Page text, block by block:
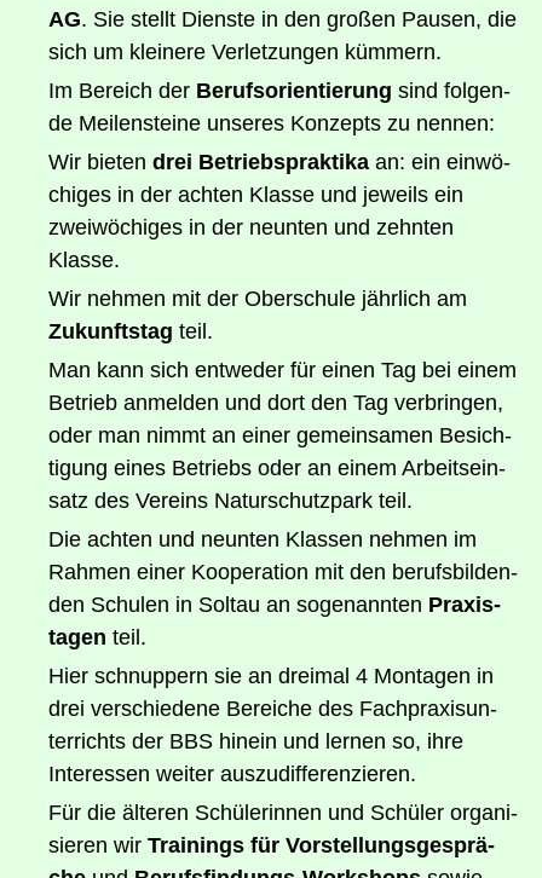
AG. Sie stellt Diens­te in den gro­ßen Pau­sen, die
sich um klei­ne­re Ver­let­zun­gen kümmern.
Im Bereich der Berufs­ori­en­tie­rung sind fol­gen­
de Mei­len­stei­ne unse­res Kon­zepts zu nennen:
Wir bie­ten drei Betriebs­prak­ti­ka an: ein ein­wö­
chi­ges in der ach­ten Klas­se und jeweils ein
zwei­wö­chi­ges in der neun­ten und zehn­ten
Klasse.
Wir neh­men mit der Ober­schu­le jähr­lich am
Zukunfts­tag teil.
Man kann sich ent­we­der für einen Tag bei einem
Betrieb anmel­den und dort den Tag ver­brin­gen,
oder man nimmt an einer gemein­sa­men Besich­
ti­gung eines Betriebs oder an einem Arbeits­ein­
satz des Ver­eins Natur­schutz­park teil.
Die ach­ten und neun­ten Klas­sen neh­men im
Rah­men einer Koope­ra­ti­on mit den berufs­bil­den­
den Schu­len in Sol­tau an soge­nann­ten Pra­xis­
ta­gen teil.
Hier schnup­pern sie an drei­mal 4 Mon­ta­gen in
drei ver­schie­de­ne Berei­che des Fach­pra­xis­un­
ter­richts der BBS hin­ein und ler­nen so, ihre
Inter­es­sen wei­ter auszudifferenzieren.
Für die älte­ren Schü­le­rin­nen und Schü­ler orga­ni­
sie­ren wir Trai­nings für Vor­stel­lungs­ge­sprä­